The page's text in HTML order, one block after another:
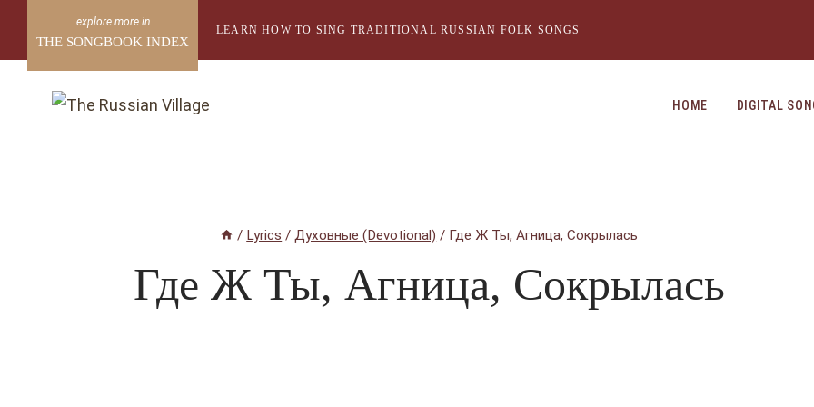
content
THE SONGBOOK INDEX
LEARN HOW TO SING TRADITIONAL RUSSIAN FOLK SONGS
HOME DIGITAL
/ Lyrics / Духовные (Devotional) / Где Ж Ты, Агница, Сокрылась
Где Ж Ты, Агница, Сокрылась